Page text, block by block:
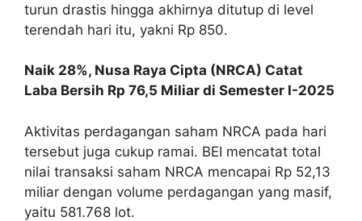
turun drastis hingga akhirnya ditutup di level
terendah hari itu, yakni Rp 850.
Naik 28%, Nusa Raya Cipta (NRCA) Catat
Laba Bersih Rp 76,5 Miliar di Semester I-2025
Aktivitas perdagangan saham NRCA pada hari
tersebut juga cukup ramai. BEI mencatat total
nilai transaksi saham NRCA mencapai Rp 52,13
miliar dengan volume perdagangan yang masif,
yaitu 581.768 lot.